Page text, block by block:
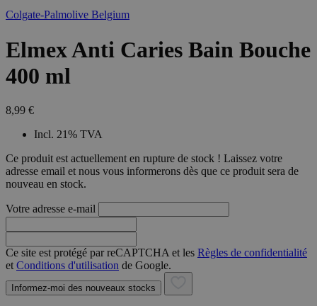
Colgate-Palmolive Belgium
Elmex Anti Caries Bain Bouche
400 ml
8,99 €
Incl. 21% TVA
Ce produit est actuellement en rupture de stock ! Laissez votre
adresse email et nous vous informerons dès que ce produit sera de
nouveau en stock.
Votre adresse e-mail
Ce site est protégé par reCAPTCHA et les Règles de confidentialité
et Conditions d'utilisation de Google.
Informez-moi des nouveaux stocks